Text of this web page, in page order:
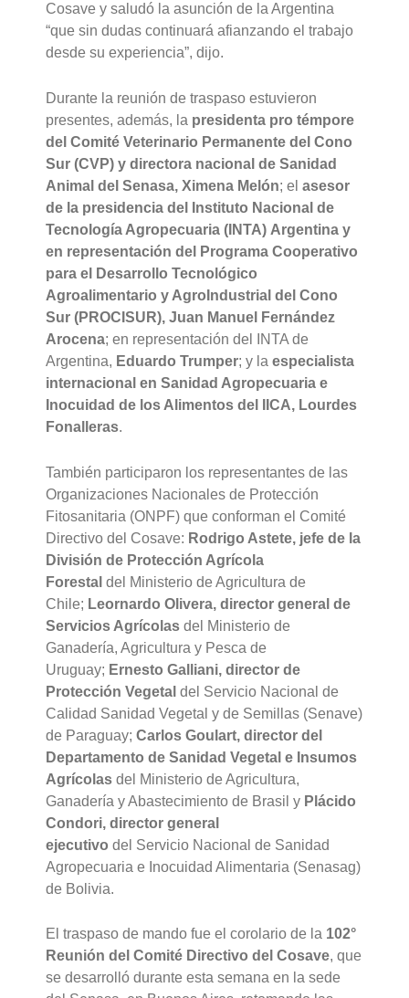
Cosave y saludó la asunción de la Argentina
“que sin dudas continuará afianzando el trabajo
desde su experiencia”, dijo.
Durante la reunión de traspaso estuvieron
presentes, además, la presidenta pro témpore
del Comité Veterinario Permanente del Cono
Sur (CVP) y directora nacional de Sanidad
Animal del Senasa, Ximena Melón; elasesor
de la presidencia del Instituto Nacional de
Tecnología Agropecuaria (INTA) Argentina y
en representación del Programa Cooperativo
para el Desarrollo Tecnológico
Agroalimentario y AgroIndustrial del Cono
Sur (PROCISUR), Juan Manuel Fernández
Arocena; en representación del INTA de
Argentina, Eduardo Trumper; y laespecialista
internacional en Sanidad Agropecuaria e
Inocuidad de los Alimentos del IICA, Lourdes
Fonalleras.
También participaron los representantes de las
Organizaciones Nacionales de Protección
Fitosanitaria (ONPF) que conforman el Comité
Directivo del Cosave: Rodrigo Astete, jefe de la
División de Protección Agrícola
Forestal del Ministerio de Agricultura de
Chile; Leornardo Olivera, director general de
Servicios Agrícolas del Ministerio de
Ganadería, Agricultura y Pesca de
Uruguay; Ernesto Galliani, director de
Protección Vegetal del Servicio Nacional de
Calidad Sanidad Vegetal y de Semillas (Senave)
de Paraguay;Carlos Goulart, director del
Departamento de Sanidad Vegetal e Insumos
Agrícolas del Ministerio de Agricultura,
Ganadería y Abastecimiento de Brasil y Plácido
Condori, director general
ejecutivo del Servicio Nacional de Sanidad
Agropecuaria e Inocuidad Alimentaria (Senasag)
de Bolivia.
El traspaso de mando fue el corolario de la 102°
Reunión del Comité Directivo del Cosave, que
se desarrolló durante esta semana en la sede